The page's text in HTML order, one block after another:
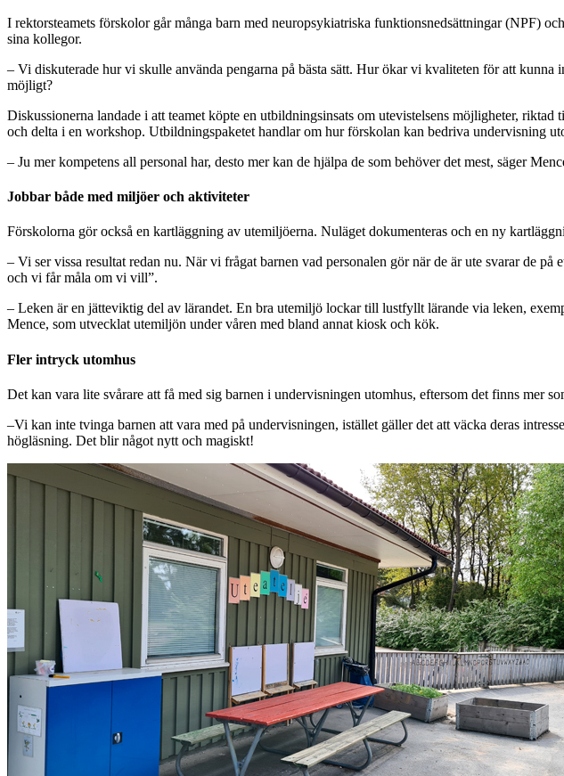
I rektorsteamets förskolor går många barn med neuropsykiatriska funktionsnedsättningar (NPF)
sina kollegor.
– Vi diskuterade hur vi skulle använda pengarna på bästa sätt. Hur ökar vi kvaliteten för att
möjligt?
Diskussionerna landade i att teamet köpte en utbildningsinsats om utevistelsens möjligheter,
och delta i en workshop. Utbildningspaketet handlar om hur förskolan kan bedriva undervisning
– Ju mer kompetens all personal har, desto mer kan de hjälpa de som behöver det mest, säger
Jobbar både med miljöer och aktiviteter
Förskolorna gör också en kartläggning av utemiljöerna. Nuläget dokumenteras och en ny
– Vi ser vissa resultat redan nu. När vi frågat barnen vad personalen gör när de är ute svarar de
och vi får måla om vi vill”.
– Leken är en jätteviktig del av lärandet. En bra utemiljö lockar till lustfyllt lärande via leken,
Mence, som utvecklat utemiljön under våren med bland annat kiosk och kök.
Fler intryck utomhus
Det kan vara lite svårare att få med sig barnen i undervisningen utomhus, eftersom det finns mer
–Vi kan inte tvinga barnen att vara med på undervisningen, istället gäller det att väcka deras
högläsning. Det blir något nytt och magiskt!